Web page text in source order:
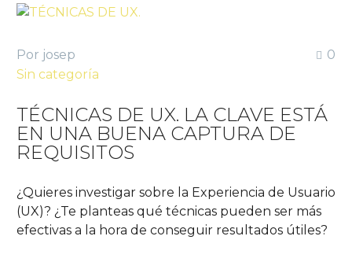
0
Por josep
Sin categoría
TÉCNICAS DE UX. LA CLAVE ESTÁ
EN UNA BUENA CAPTURA DE
REQUISITOS
¿Quieres investigar sobre la Experiencia de Usuario
(UX)? ¿Te planteas qué técnicas pueden ser más
efectivas a la hora de conseguir resultados útiles?